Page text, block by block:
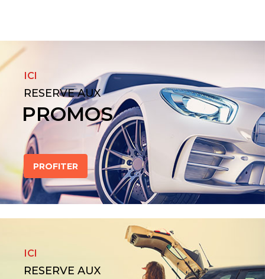
ICI
RESERVE AUX
PROMOS
PROFITER
ICI
RESERVE AUX